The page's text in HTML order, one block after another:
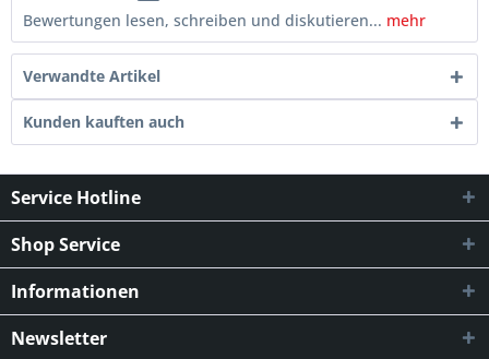
Bewertungen lesen, schreiben und diskutieren... mehr
Verwandte Artikel
Kunden kauften auch
Service Hotline
Shop Service
Informationen
Newsletter